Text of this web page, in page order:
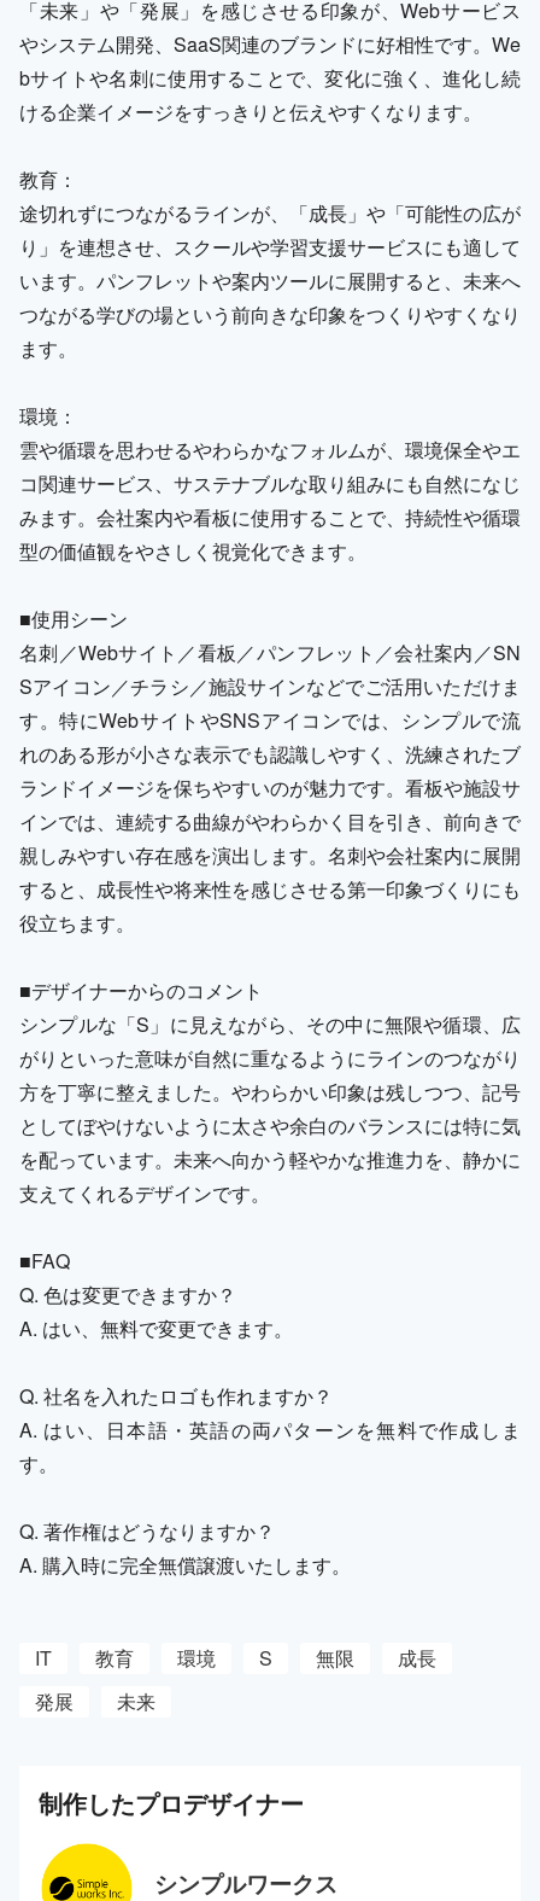
「未来」や「発展」を感じさせる印象が、Webサービス
やシステム開発、SaaS関連のブランドに好相性です。We
bサイトや名刺に使用することで、変化に強く、進化し続
ける企業イメージをすっきりと伝えやすくなります。
教育：
途切れずにつながるラインが、「成長」や「可能性の広が
り」を連想させ、スクールや学習支援サービスにも適して
います。パンフレットや案内ツールに展開すると、未来へ
つながる学びの場という前向きな印象をつくりやすくなり
ます。
環境：
雲や循環を思わせるやわらかなフォルムが、環境保全やエ
コ関連サービス、サステナブルな取り組みにも自然になじ
みます。会社案内や看板に使用することで、持続性や循環
型の価値観をやさしく視覚化できます。
■使用シーン
名刺／Webサイト／看板／パンフレット／会社案内／SN
Sアイコン／チラシ／施設サインなどでご活用いただけま
す。特にWebサイトやSNSアイコンでは、シンプルで流
れのある形が小さな表示でも認識しやすく、洗練されたブ
ランドイメージを保ちやすいのが魅力です。看板や施設サ
インでは、連続する曲線がやわらかく目を引き、前向きで
親しみやすい存在感を演出します。名刺や会社案内に展開
すると、成長性や将来性を感じさせる第一印象づくりにも
役立ちます。
■デザイナーからのコメント
シンプルな「S」に見えながら、その中に無限や循環、広
がりといった意味が自然に重なるようにラインのつながり
方を丁寧に整えました。やわらかい印象は残しつつ、記号
としてぼやけないように太さや余白のバランスには特に気
を配っています。未来へ向かう軽やかな推進力を、静かに
支えてくれるデザインです。
■FAQ
Q. 色は変更できますか？
A. はい、無料で変更できます。
Q. 社名を入れたロゴも作れますか？
A. はい、日本語・英語の両パターンを無料で作成しま
す。
Q. 著作権はどうなりますか？
A. 購入時に完全無償譲渡いたします。
IT 教育 環境 S 無限
成長
発展
未来
制作したプロデザイナー
シンプルワークス